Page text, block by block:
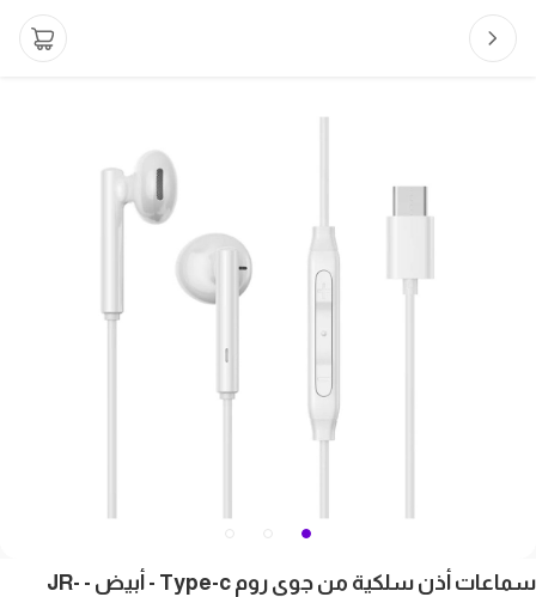
سماعات أذن سلكية من جوي روم Type-c - أبيض - JR-